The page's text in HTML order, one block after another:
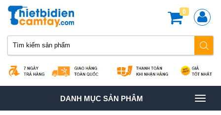
0
TOGGLE
DANH MỤC SẢN PHÂM